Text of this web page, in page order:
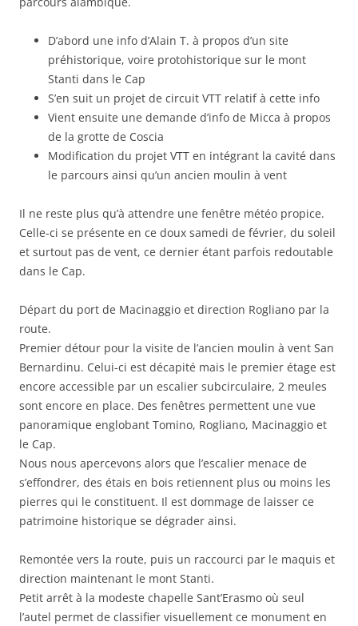
D’abord une info d’Alain T. à propos d’un site
préhistorique, voire protohistorique sur le mont
Stanti dans le Cap
S’en suit un projet de circuit VTT relatif à cette info
Vient ensuite une demande d’info de Micca à propos
de la grotte de Coscia
Modification du projet VTT en intégrant la cavité dans
le parcours ainsi qu’un ancien moulin à vent
Il ne reste plus qu’à attendre une fenêtre météo propice.
Celle-ci se présente en ce doux samedi de février, du soleil
et surtout pas de vent, ce dernier étant parfois redoutable
dans le Cap.
Départ du port de Macinaggio et direction Rogliano par la
route.
Premier détour pour la visite de l’ancien moulin à vent San
Bernardinu. Celui-ci est décapité mais le premier étage est
encore accessible par un escalier subcirculaire, 2 meules
sont encore en place. Des fenêtres permettent une vue
panoramique englobant Tomino, Rogliano, Macinaggio et
le Cap.
Nous nous apercevons alors que l’escalier menace de
s’effondrer, des étais en bois retiennent plus ou moins les
pierres qui le constituent. Il est dommage de laisser ce
patrimoine historique se dégrader ainsi.
Remontée vers la route, puis un raccourci par le maquis et
direction maintenant le mont Stanti.
Petit arrêt à la modeste chapelle Sant’Erasmo où seul
l’autel permet de classifier visuellement ce monument en